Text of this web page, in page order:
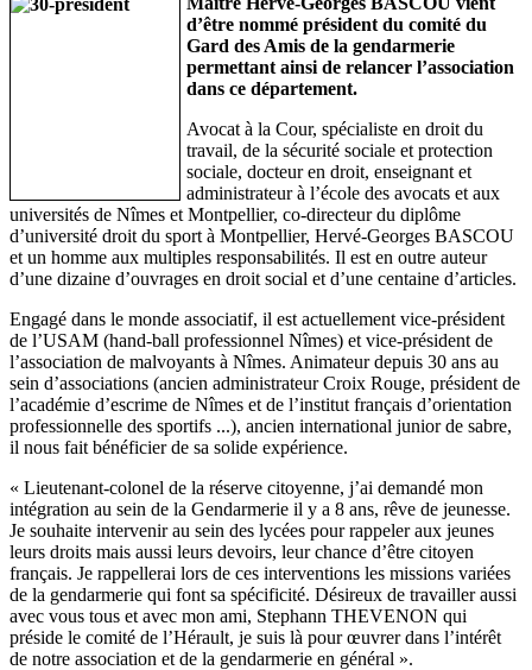
d’être nommé président du comité du
Gard des Amis de la gendarmerie
permettant ainsi de relancer l’association
dans ce département.
Avocat à la Cour, spécialiste en droit du
travail, de la sécurité sociale et protection
sociale, docteur en droit, enseignant et
administrateur à l’école des avocats et aux
universités de Nîmes et Montpellier, co-directeur du diplôme
d’université droit du sport à Montpellier, Hervé-Georges BASCOU
et un homme aux multiples responsabilités. Il est en outre auteur
d’une dizaine d’ouvrages en droit social et d’une centaine d’articles.
Engagé dans le monde associatif, il est actuellement vice-président
de l’USAM (hand-ball professionnel Nîmes) et vice-président de
l’association de malvoyants à Nîmes. Animateur depuis 30 ans au
sein d’associations (ancien administrateur Croix Rouge, président de
l’académie d’escrime de Nîmes et de l’institut français d’orientation
professionnelle des sportifs ...), ancien international junior de sabre,
il nous fait bénéficier de sa solide expérience.
« Lieutenant-colonel de la réserve citoyenne, j’ai demandé mon
intégration au sein de la Gendarmerie il y a 8 ans, rêve de jeunesse.
Je souhaite intervenir au sein des lycées pour rappeler aux jeunes
leurs droits mais aussi leurs devoirs, leur chance d’être citoyen
français. Je rappellerai lors de ces interventions les missions variées
de la gendarmerie qui font sa spécificité. Désireux de travailler aussi
avec vous tous et avec mon ami, Stephann THEVENON qui
préside le comité de l’Hérault, je suis là pour œuvrer dans l’intérêt
de notre association et de la gendarmerie en général ».